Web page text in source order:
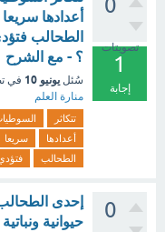
0
تصويتات
1
إجابة
أعدادها
الطحالب
؟ - مع الشرح
سُئل يونيو 10 في
منارة العلم
تتكاثر
أعدادها
سريعا
الطحالب
0
إحدى
حيوانية